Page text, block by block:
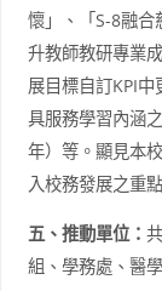
懷」、「S-8融合
升教師教研專業
展目標自訂KPI
具服務學習內涵
年）等。顯見本
入校務發展之重
五、推動單位：
組、學務處、醫